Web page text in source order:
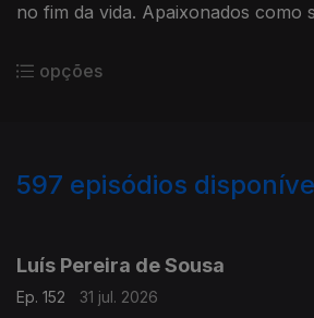
no fim da vida. Apaixonados como
opções
597 episódios
Luís Pereira de Sousa
Ep. 152
31 jul. 2026